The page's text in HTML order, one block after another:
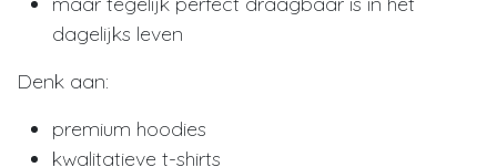
dagelijks leven
Denk aan:
premium hoodies
kwalitatieve t-shirts